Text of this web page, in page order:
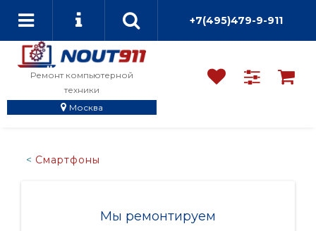
+7(495)479-9-911
Ремонт компьютерной
техники
Москва
Смартфоны
Мы ремонтируем